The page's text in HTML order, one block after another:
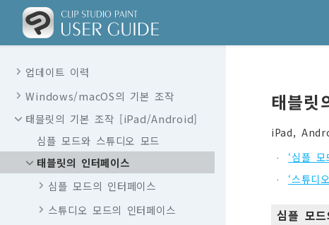
업데이트 이력
Windows/macOS의 기본 조작
태블릿의 기본 조작 [iPad/Android]
심플 모드와 스튜디오 모드
태블릿의 인터페이스
심플 모드의 인터페이스
스튜디오 모드의 인터페이스
태블릿
iPad,
· ‘심플 모
· ‘스튜디
심플 모